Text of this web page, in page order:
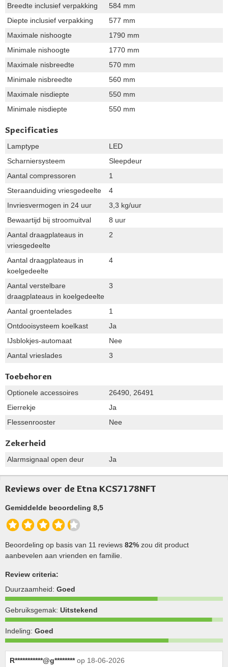
Breedte inclusief verpakking
584 mm
Diepte inclusief verpakking
577 mm
Maximale nishoogte
1790 mm
Minimale nishoogte
1770 mm
Maximale nisbreedte
570 mm
Minimale nisbreedte
560 mm
Maximale nisdiepte
550 mm
Minimale nisdiepte
550 mm
Specificaties
Lamptype
LED
Scharniersysteem
Sleepdeur
Aantal compressoren
1
Steraanduiding vriesgedeelte
4
Invriesvermogen in 24 uur
3,3 kg/uur
Bewaartijd bij stroomuitval
8 uur
Aantal draagplateaus in
vriesgedeelte
2
Aantal draagplateaus in
koelgedeelte
4
Aantal verstelbare
draagplateaus in koelgedeelte
3
Aantal groentelades
1
Ontdooisysteem koelkast
Ja
IJsblokjes-automaat
Nee
Aantal vrieslades
3
Toebehoren
Optionele accessoires
26490, 26491
Eierrekje
Ja
Flessenrooster
Nee
Zekerheid
Alarmsignaal open deur Ja
Reviews over de Etna KCS7178NFT
Gemiddelde beoordeling 8,5
Beoordeling op basis van 11 reviews 82% zou dit product
aanbevelen aan vrienden en familie.
Review criteria:
Duurzaamheid: Goed
Gebruiksgemak: Uitstekend
Indeling: Goed
R***********@g******** op 18-06-2026